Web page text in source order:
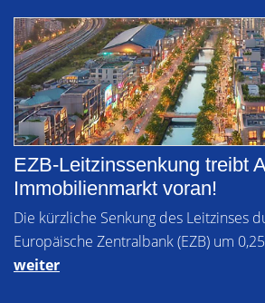
EZB-Leitzinssenkung treibt
Immobilienmarkt voran!
Die kürzliche Senkung des Leitzinses
Europäische Zentralbank (EZB) um
weiter